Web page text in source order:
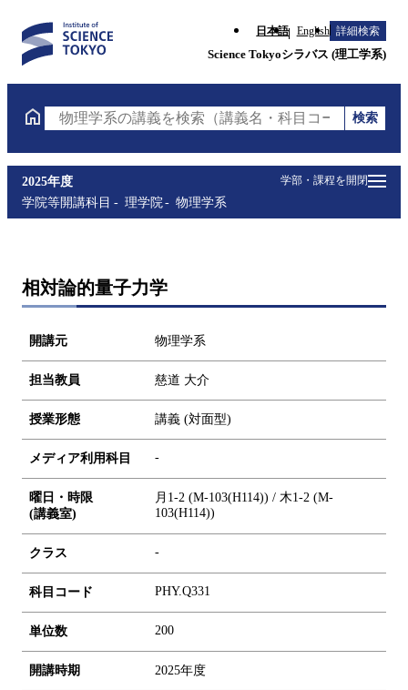
日本語 English 詳細検索
Science Tokyoシラバス (理工学系)
物理学系の講義を検索（講義名・科目コード・担当教
検索
学部・課程を開閉
2025年度
学院等開講科目
理学院 物理学系
相対論的量子力学
開講元 物理学系
担当教員 慈道 大介
授業形態 講義 (対面型)
メディア利用科目 -
曜日・時限
(講義室)
月1-2 (M-103(H114)) / 木1-2 (M-
103(H114))
クラス -
科目コード PHY.Q331
単位数 200
開講時期 2025年度